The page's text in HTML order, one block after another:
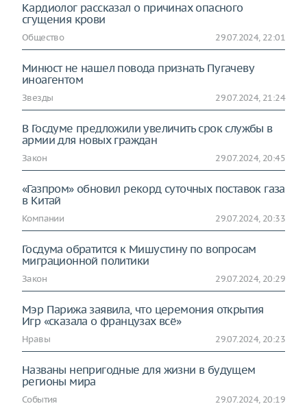
Кардиолог рассказал о причинах опасного
сгущения крови
Общество 29.07.2024, 22:01
Минюст не нашел повода признать Пугачеву
иноагентом
Звезды 29.07.2024, 21:24
В Госдуме предложили увеличить срок службы в
армии для новых граждан
Закон 29.07.2024, 20:45
«Газпром» обновил рекорд суточных поставок газа
в Китай
Компании 29.07.2024, 20:33
Госдума обратится к Мишустину по вопросам
миграционной политики
Закон 29.07.2024, 20:29
Мэр Парижа заявила, что церемония открытия
Игр «сказала о французах всё»
Нравы 29.07.2024, 20:23
Названы непригодные для жизни в будущем
регионы мира
События 29.07.2024, 20:19